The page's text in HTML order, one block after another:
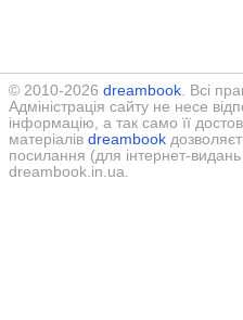
© 2010-2026 dreambook. Всі
Адміністрація сайту не несе
інформацію, а так само її
матеріалів dreambook
посилання (для інтернет-
dreambook.in.ua.